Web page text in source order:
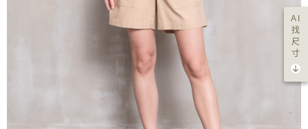
AI
找
尺
寸